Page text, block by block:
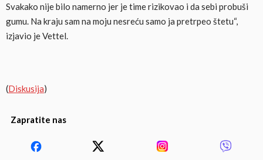
Svakako nije bilo namerno jer je time rizikovao i da sebi probuši
gumu. Na kraju sam na moju nesreću samo ja pretrpeo štetu“,
izjavio je Vettel.
(Diskusija)
Zapratite nas